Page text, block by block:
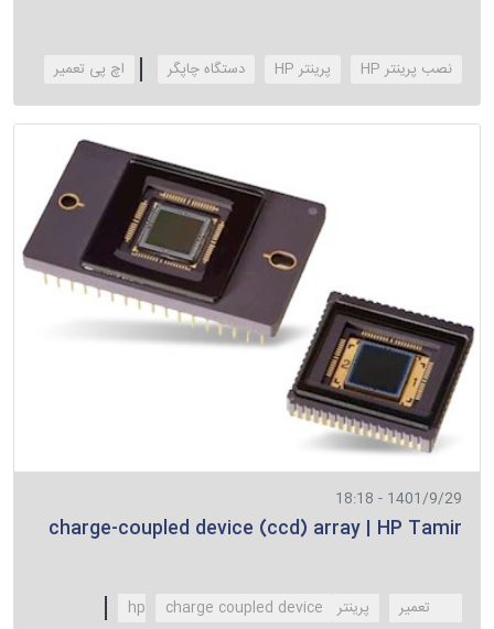
نصب پرینتر HP پرینتر HP دستگاه چاپگر ‌اچ پی تعمیر
1401/9/29 - 18:18
charge-coupled device (ccd) array | HP Tamir
پرینتر hp
charge coupled device